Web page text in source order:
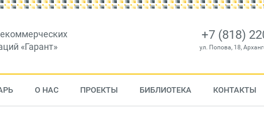
«Гарант»
+7 (818)
ул. Попова, 18,
О НАС ПРОЕКТЫ БИБЛИОТЕКА КОНТАКТЫ